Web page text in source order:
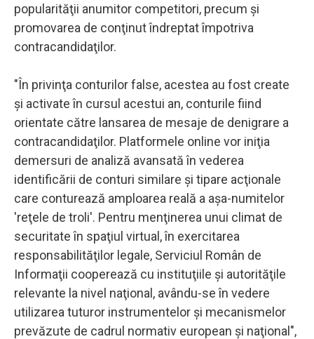
popularităţii anumitor competitori, precum şi
promovarea de conţinut îndreptat împotriva
contracandidaţilor.
"În privinţa conturilor false, acestea au fost create
şi activate în cursul acestui an, conturile fiind
orientate către lansarea de mesaje de denigrare a
contracandidaţilor. Platformele online vor iniţia
demersuri de analiză avansată în vederea
identificării de conturi similare şi tipare acţionale
care conturează amploarea reală a aşa-numitelor
'reţele de troli'. Pentru menţinerea unui climat de
securitate în spaţiul virtual, în exercitarea
responsabilităţilor legale, Serviciul Român de
Informaţii cooperează cu instituţiile şi autorităţile
relevante la nivel naţional, avându-se în vedere
utilizarea tuturor instrumentelor şi mecanismelor
prevăzute de cadrul normativ european şi naţional",